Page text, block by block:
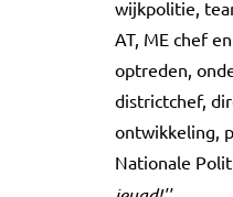
wijkpolitie,
AT, ME chef
optreden,
districtchef,
ontwikkeling,
Nationale